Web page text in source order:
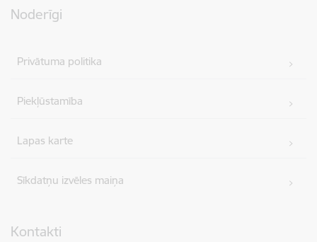
Noderīgi
Privātuma politika
Piekļūstamība
Lapas karte
Sīkdatņu izvēles maiņa
Kontakti